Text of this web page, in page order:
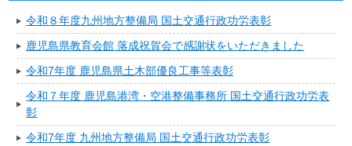
令和８年度九州地方整備局 国土交通行政功労表彰
鹿児島県教育会館 落成祝賀会で感謝状をいただきました
令和7年度 鹿児島県土木部優良工事等表彰
令和７年度 鹿児島港湾・空港整備事務所 国土交通行政功労表
彰
令和7年度 九州地方整備局 国土交通行政功労表彰